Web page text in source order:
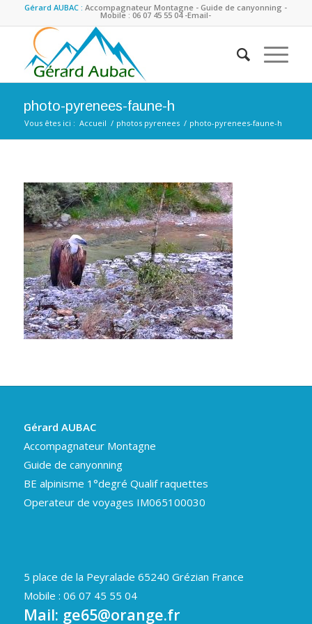
Gérard AUBAC :Accompagnateur Montagne - Guide de canyonning -
Mobile : 06 07 45 55 04 -Email-
photo-pyrenees-faune-h
Vous êtes ici : Accueil / photos pyrenees / photo-pyrenees-faune-h
Gérard AUBAC
Accompagnateur Montagne
Guide de canyonning
BE alpinisme 1°degré Qualif raquettes
Operateur de voyages IM065100030
5 place de la Peyralade 65240 Grézian France
Mobile : 06 07 45 55 04
Mail: ge65@orange.fr